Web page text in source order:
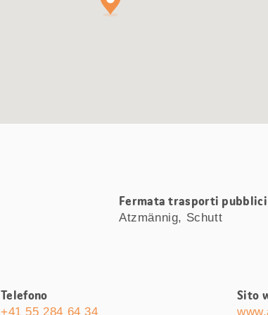
Fermata trasporti
Atzmännig, Schutt
Telefono
+41 55 284 64 34
Sito